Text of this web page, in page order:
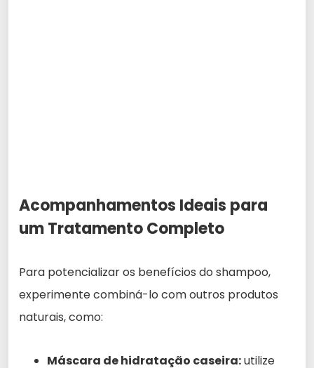
Acompanhamentos Ideais para
um Tratamento Completo
Para potencializar os benefícios do shampoo,
experimente combiná-lo com outros produtos
naturais, como:
Máscara de hidratação caseira:utilize